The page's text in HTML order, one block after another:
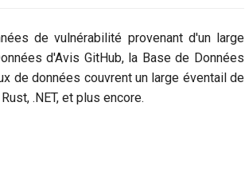
de vulnérabilité provenant d'un large
d'Avis GitHub, la Base de Données
de données couvrent un large éventail de
.NET, et plus encore.